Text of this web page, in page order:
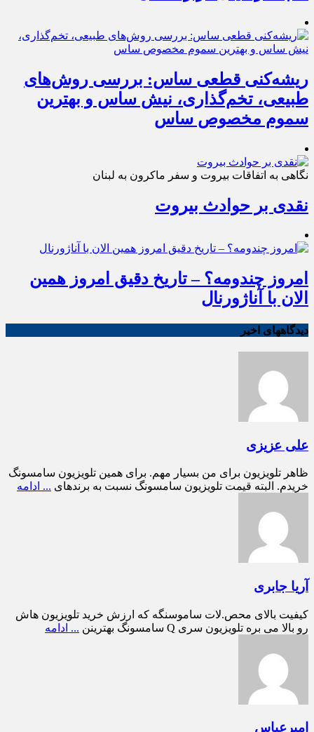
ریشه‌کنی قطعی ساس: بررسی روش‌های
طبیعی، تخم‌گذاری، نیش ساس و بهترین
سموم مخصوص ساس
نگاهی به اتفاقات بیروت و سفر ماکرون به لبنان
نقدی بر حوادث بیروت
امروز چندومه؟ – تاریخ دقیق امروز همین
الان با آناژورنال
دیدگاههای اخیر
علی عزیزی
ظاهر تلویزیون برای من بسیار مهم. برای همین تلویزیون سامسونگ
خریدم. البته قیمت تلویزیون سامسونگ نسبت به برندهای ... ادامه
آریا جابری
کیفیت بالای محص.لات ساموسنگه که ارزش خرید تلویزیون هاش
رو بالا می بره تلویزیون سری Q سامسونگ بهترینن
... ادامه
امیرعباس